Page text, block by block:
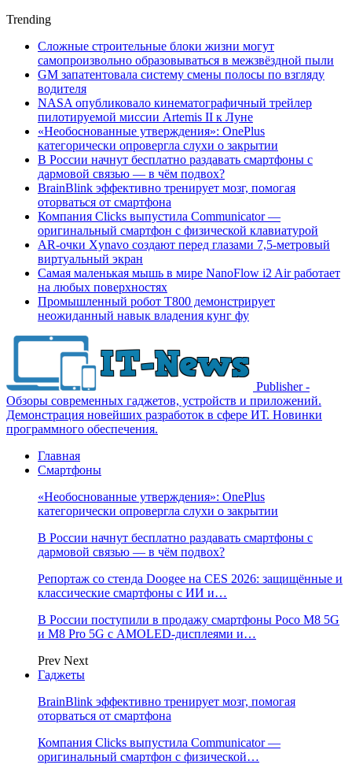
Trending
Сложные строительные блоки жизни могут
самопроизвольно образовываться в межзвёздной пыли
GM запатентовала систему смены полосы по взгляду
водителя
NASA опубликовало кинематографичный трейлер
пилотируемой миссии Artemis II к Луне
«Необоснованные утверждения»: OnePlus
категорически опровергла слухи о закрытии
В России начнут бесплатно раздавать смартфоны с
дармовой связью — в чём подвох?
BrainBlink эффективно тренирует мозг, помогая
оторваться от смартфона
Компания Clicks выпустила Communicator —
оригинальный смартфон с физической клавиатурой
AR-очки Xynavo создают перед глазами 7,5-метровый
виртуальный экран
Самая маленькая мышь в мире NanoFlow i2 Air работает
на любых поверхностях
Промышленный робот Т800 демонстрирует
неожиданный навык владения кунг фу
Publisher -
Обзоры современных гаджетов, устройств и приложений.
Демонстрация новейших разработок в сфере ИТ. Новинки
программного обеспечения.
Главная
Смартфоны
«Необоснованные утверждения»: OnePlus
категорически опровергла слухи о закрытии
В России начнут бесплатно раздавать смартфоны с
дармовой связью — в чём подвох?
Репортаж со стенда Doogee на CES 2026: защищённые и
классические смартфоны с ИИ и…
В России поступили в продажу смартфоны Poco M8 5G
и M8 Pro 5G с AMOLED-дисплеями и…
Prev Next
Гаджеты
BrainBlink эффективно тренирует мозг, помогая
оторваться от смартфона
Компания Clicks выпустила Communicator —
оригинальный смартфон с физической…